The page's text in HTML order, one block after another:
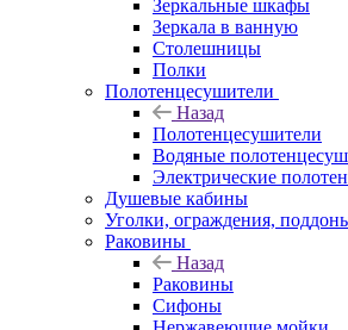
Зеркальные шкафы
Зеркала в ванную
Столешницы
Полки
Полотенцесушители
Назад
Полотенцесушители
Водяные
Электрические
Душевые кабины
Уголки, ограждения,
Раковины
Назад
Раковины
Сифоны